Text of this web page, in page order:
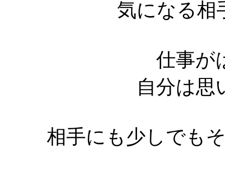
気になる相
仕事が
自分は思
相手にも少しでも